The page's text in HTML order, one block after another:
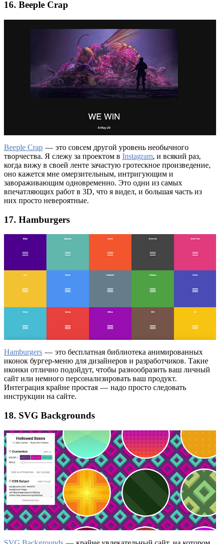
16. Beeple Crap
Beeple Crap — это совсем другой уровень необычного
творчества. Я слежу за проектом в Instagram, и всякий раз,
когда вижу в своей ленте зачастую гротескное произведение,
оно кажется мне омерзительным, интригующим и
завораживающим одновременно. Это одни из самых
впечатляющих работ в 3D, что я видел, и большая часть из
них просто невероятные.
17. Hamburgers
Hamburgers — это бесплатная библиотека анимированных
иконок бургер-меню для дизайнеров и разработчиков. Такие
иконки отлично подойдут, чтобы разнообразить ваш личный
сайт или немного персонализировать ваш продукт.
Интеграция крайне простая — надо просто следовать
инструкции на сайте.
18. SVG Backgrounds